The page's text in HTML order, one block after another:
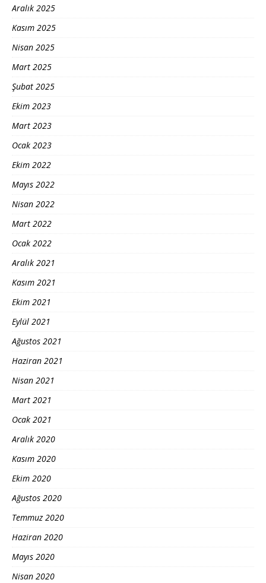
Aralık 2025
Kasım 2025
Nisan 2025
Mart 2025
Şubat 2025
Ekim 2023
Mart 2023
Ocak 2023
Ekim 2022
Mayıs 2022
Nisan 2022
Mart 2022
Ocak 2022
Aralık 2021
Kasım 2021
Ekim 2021
Eylül 2021
Ağustos 2021
Haziran 2021
Nisan 2021
Mart 2021
Ocak 2021
Aralık 2020
Kasım 2020
Ekim 2020
Ağustos 2020
Temmuz 2020
Haziran 2020
Mayıs 2020
Nisan 2020